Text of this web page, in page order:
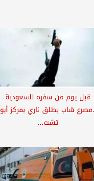
قبل يوم من سفره للسعودية
شاب بطلق ناري بمركز أبو
تشت...